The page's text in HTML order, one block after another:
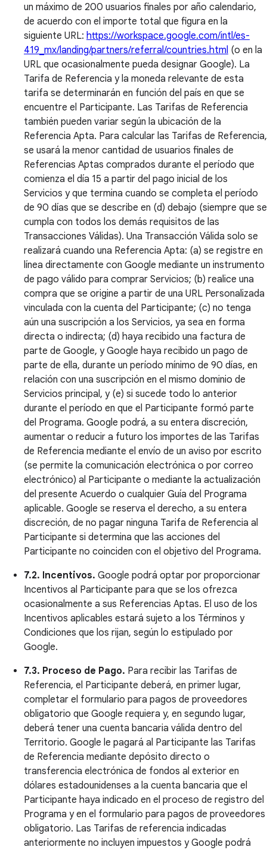
un máximo de 200 usuarios finales por año calendario,
de acuerdo con el importe total que figura en la
siguiente URL: https://workspace.google.com/intl/es-
419_mx/landing/partners/referral/countries.html (o en la
URL que ocasionalmente pueda designar Google). La
Tarifa de Referencia y la moneda relevante de esta
tarifa se determinarán en función del país en que se
encuentre el Participante. Las Tarifas de Referencia
también pueden variar según la ubicación de la
Referencia Apta. Para calcular las Tarifas de Referencia,
se usará la menor cantidad de usuarios finales de
Referencias Aptas comprados durante el período que
comienza el día 15 a partir del pago inicial de los
Servicios y que termina cuando se completa el período
de 90 días que se describe en (d) debajo (siempre que se
cumpla con todos los demás requisitos de las
Transacciones Válidas). Una Transacción Válida solo se
realizará cuando una Referencia Apta: (a) se registre en
línea directamente con Google mediante un instrumento
de pago válido para comprar Servicios; (b) realice una
compra que se origine a partir de una URL Personalizada
vinculada con la cuenta del Participante; (c) no tenga
aún una suscripción a los Servicios, ya sea en forma
directa o indirecta; (d) haya recibido una factura de
parte de Google, y Google haya recibido un pago de
parte de ella, durante un período mínimo de 90 días, en
relación con una suscripción en el mismo dominio de
Servicios principal, y (e) si sucede todo lo anterior
durante el período en que el Participante formó parte
del Programa. Google podrá, a su entera discreción,
aumentar o reducir a futuro los importes de las Tarifas
de Referencia mediante el envío de un aviso por escrito
(se permite la comunicación electrónica o por correo
electrónico) al Participante o mediante la actualización
del presente Acuerdo o cualquier Guía del Programa
aplicable. Google se reserva el derecho, a su entera
discreción, de no pagar ninguna Tarifa de Referencia al
Participante si determina que las acciones del
Participante no coinciden con el objetivo del Programa.
7.2. Incentivos. Google podrá optar por proporcionar
Incentivos al Participante para que se los ofrezca
ocasionalmente a sus Referencias Aptas. El uso de los
Incentivos aplicables estará sujeto a los Términos y
Condiciones que los rijan, según lo estipulado por
Google.
7.3. Proceso de Pago. Para recibir las Tarifas de
Referencia, el Participante deberá, en primer lugar,
completar el formulario para pagos de proveedores
obligatorio que Google requiera y, en segundo lugar,
deberá tener una cuenta bancaria válida dentro del
Territorio. Google le pagará al Participante las Tarifas
de Referencia mediante depósito directo o
transferencia electrónica de fondos al exterior en
dólares estadounidenses a la cuenta bancaria que el
Participante haya indicado en el proceso de registro del
Programa y en el formulario para pagos de proveedores
obligatorio. Las Tarifas de referencia indicadas
anteriormente no incluyen impuestos y Google podrá